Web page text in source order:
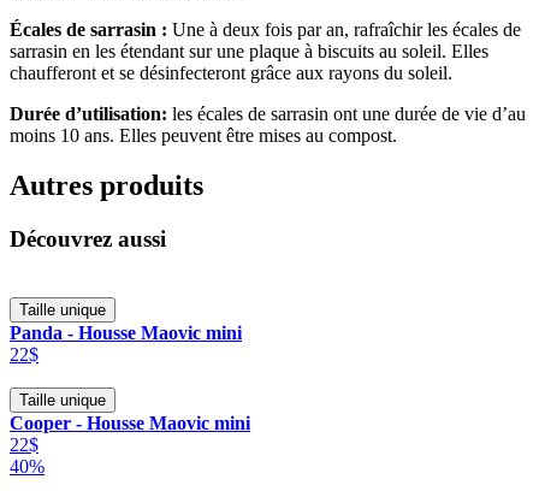
Écales de sarrasin : Une à deux fois par an, rafraîchir les écales de
sarrasin en les étendant sur une plaque à biscuits au soleil. Elles
chaufferont et se désinfecteront grâce aux rayons du soleil.
Durée d’utilisation: les écales de sarrasin ont une durée de vie d’au
moins 10 ans. Elles peuvent être mises au compost.
Autres produits
Découvrez aussi
Taille unique
Panda - Housse Maovic mini
22$
Taille unique
Cooper - Housse Maovic mini
22$
40%